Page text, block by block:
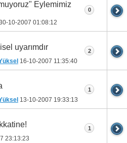
Eylemimiz
10-2007 01:08:12
0
uyarımdır
16-10-2007 11:35:40
2
13-10-2007 19:33:13
1
23:13:23
1